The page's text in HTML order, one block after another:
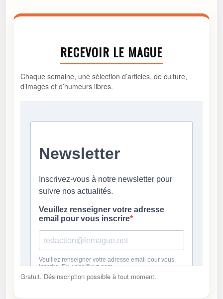
RECEVOIR LE MAGUE
Chaque semaine, une sélection d’articles, de culture,
d’images et d’humeurs libres.
Gratuit. Désinscription possible à tout moment.